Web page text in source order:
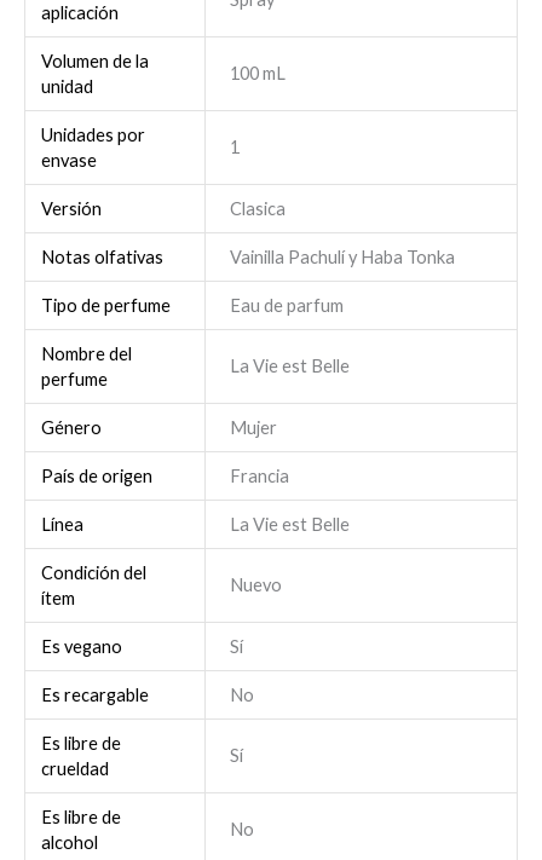
aplicación
Volumen de la
unidad
100 mL
Unidades por
envase
1
Versión Clasica
Notas olfativas Vainilla Pachulí y Haba Tonka
Tipo de perfume Eau de parfum
Nombre del
perfume
La Vie est Belle
Género Mujer
País de origen Francia
Línea La Vie est Belle
Condición del
ítem
Nuevo
Es vegano Sí
Es recargable No
Es libre de
crueldad
Sí
Es libre de
alcohol
No